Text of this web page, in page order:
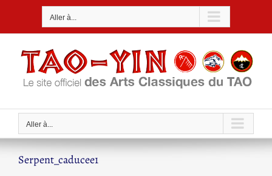
Aller à...
Aller à...
Serpent_caducee1